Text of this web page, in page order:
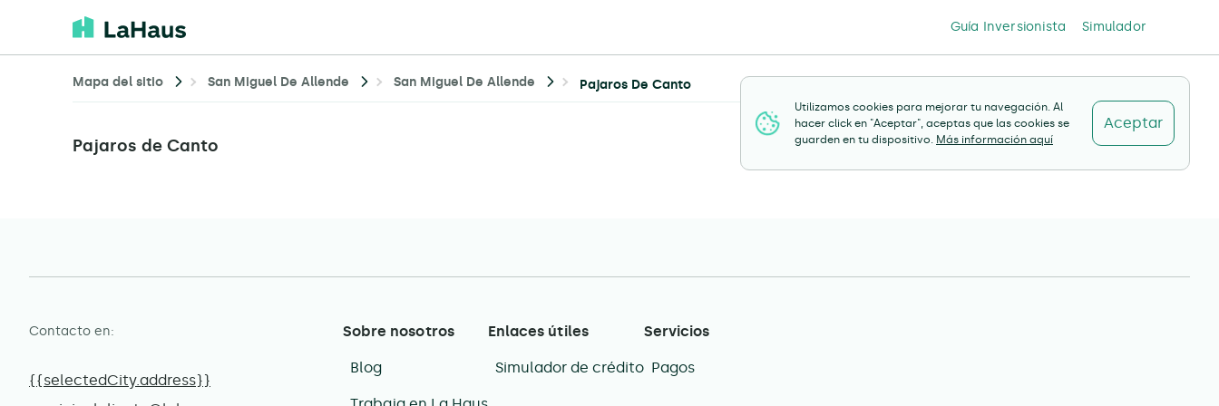
Guía Inversionista Simulador
Utilizamos cookies para mejorar tu navegación. Al
hacer click en "Aceptar", aceptas que las cookies se
guarden en tu dispositivo. Más información aquí
Aceptar
Mapa del sitio San Miguel De Allende San Miguel De Allende Pajaros De Canto
Pajaros de Canto
Contacto en:
{{selectedCity.address}}
Sobre nosotros
Blog
Enlaces útiles
Simulador de crédito
Servicios
Pagos